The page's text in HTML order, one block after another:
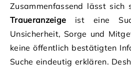
Zusammenfassend lässt sich
Traueranzeige ist eine
Unsicherheit, Sorge und
keine öffentlich bestätigten
Suche eindeutig erklären.